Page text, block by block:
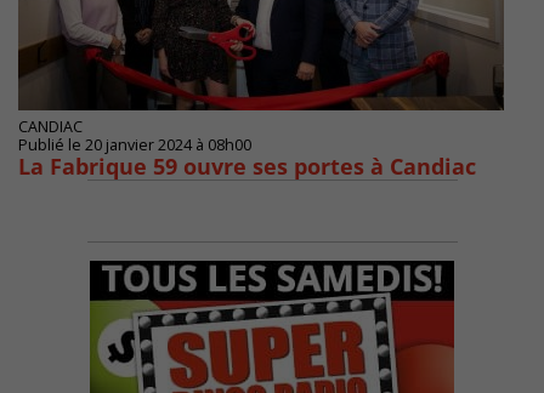
CANDIAC
Publié le 20 janvier 2024 à 08h00
La Fabrique 59 ouvre ses portes à Candiac